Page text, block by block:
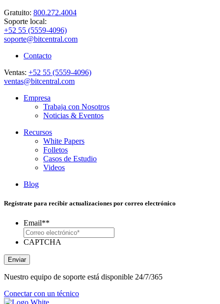
Gratuito: 800.272.4004
Soporte local:
+52 55 (5559-4096)
soporte@bitcentral.com
Contacto
Ventas: +52 55 (5559-4096)
ventas@bitcentral.com
Empresa
Trabaja con Nosotros
Noticias & Eventos
Recursos
White Papers
Folletos
Casos de Estudio
Videos
Blog
Regístrate para recibir actualizaciones por correo electrónico
Email**
CAPTCHA
Enviar
Nuestro equipo de soporte está disponible 24/7/365
Conectar con un técnico